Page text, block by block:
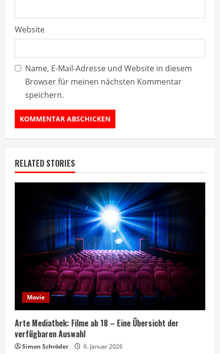
Website
Name, E-Mail-Adresse und Website in diesem
Browser für meinen nächsten Kommentar
speichern.
RELATED STORIES
Movie
Arte Mediathek: Filme ab 18 – Eine Übersicht der
verfügbaren Auswahl
Simon Schröder 6. Januar 2026